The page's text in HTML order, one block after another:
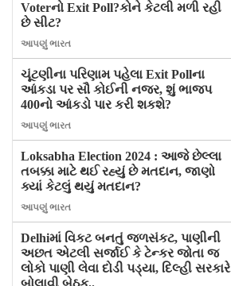
Voterનો Exit Poll?કોને કેટલી મળી રહી
છે સીટ?
આપણું ભારત
ચૂંટણીના પરિણામ પહેલા Exit Pollના
આંકડા પર સૌ કોઈની નજર, શું ભાજપ
400નો આંકડો પાર કરી શકશે?
આપણું ભારત
Loksabha Election 2024 : આજે છેલ્લા
તબક્કા માટે થઈ રહ્યું છે મતદાન, જાણો
ક્યાં કેટલું થયું મતદાન?
આપણું ભારત
Delhiમાં વિકટ બનતું જળસંકટ, પાણીની
અછત એટલી સર્જાઈ કે ટેન્કર જોતા જ
લોકો પાણી લેવા દોડી પડ્યા, દિલ્હી સરકારે
બોલાવી બેઠક..